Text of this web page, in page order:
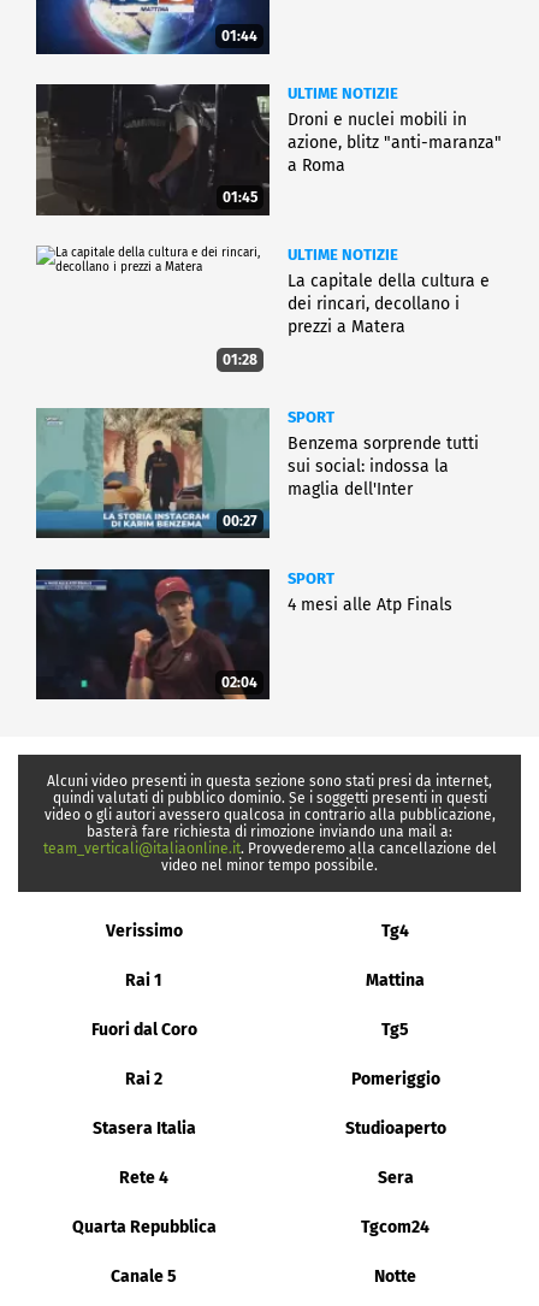
01:44
01:45
ULTIME NOTIZIE
Droni e nuclei mobili in
azione, blitz "anti-maranza"
a Roma
01:28
ULTIME NOTIZIE
La capitale della cultura e
dei rincari, decollano i
prezzi a Matera
00:27
SPORT
Benzema sorprende tutti
sui social: indossa la
maglia dell'Inter
02:04
SPORT
4 mesi alle Atp Finals
Alcuni video presenti in questa sezione sono stati presi da internet,
quindi valutati di pubblico dominio. Se i soggetti presenti in questi
video o gli autori avessero qualcosa in contrario alla pubblicazione,
basterà fare richiesta di rimozione inviando una mail a:
team_verticali@italiaonline.it. Provvederemo alla cancellazione del
video nel minor tempo possibile.
Verissimo Tg4
Rai 1 Mattina
Fuori dal Coro Tg5
Rai 2 Pomeriggio
Stasera Italia Studioaperto
Rete 4 Sera
Quarta Repubblica Tgcom24
Canale 5 Notte